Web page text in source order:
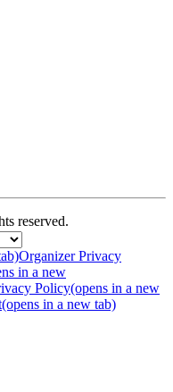
reserved.
Organizer Privacy
in a new
Policy(opens in a new
(opens in a new tab)